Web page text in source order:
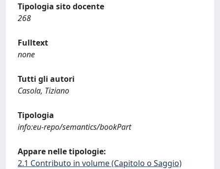
Tipologia sito docente
268
Fulltext
none
Tutti gli autori
Casola, Tiziano
Tipologia
info:eu-repo/semantics/bookPart
Appare nelle tipologie:
2.1 Contributo in volume (Capitolo o Saggio)